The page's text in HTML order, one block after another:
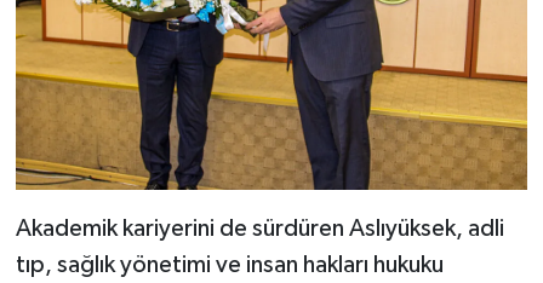
Akademik kariyerini de sürdüren Aslıyüksek, adli
tıp, sağlık yönetimi ve insan hakları hukuku